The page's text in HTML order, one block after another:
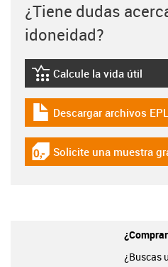
¿Tiene dudas
idoneidad?
igus-icon-
Calcule la vida útil
igus-icon-download-plan
Descargar archivos
igus-icon-gratismuster
Solicite una muestra
¿Buscas